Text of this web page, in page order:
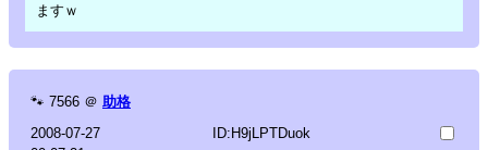
ますｗ
🐾 7566 ＠ 助格
2008-07-27
ID:H9jLPTDuok